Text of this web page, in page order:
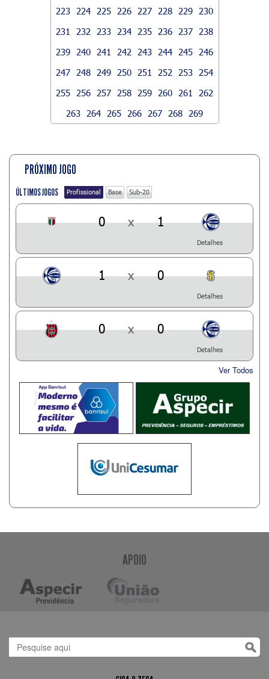
223
224 225 226 227 228 229
230
231
232 233 234 235 236 237
238
239
240 241 242 243 244 245
246
247
248 249 250 251 252 253
254
255
256 257 258 259 260 261
262
263
264 265 266 267 268 269
PRÓXIMO JOGO
ÚLTIMOS JOGOS Profissional Base Sub-20
0 x 1
Detalhes
1 x 0
Detalhes
0 x 0
Detalhes
Ver Todos
APOIO